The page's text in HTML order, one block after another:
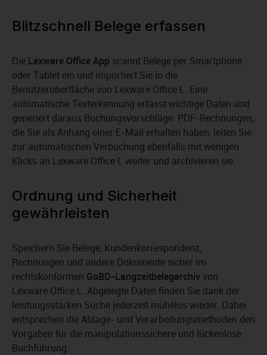
Blitzschnell Belege erfassen
Die Lexware Office App scannt Belege per Smartphone
oder Tablet ein und importiert Sie in die
Benutzeroberfläche von Lexware Office L. Eine
automatische Texterkennung erfasst wichtige Daten und
generiert daraus Buchungsvorschläge. PDF-Rechnungen,
die Sie als Anhang einer E-Mail erhalten haben, leiten Sie
zur automatischen Verbuchung ebenfalls mit wenigen
Klicks an Lexware Office L weiter und archivieren sie.
Ordnung und Sicherheit
gewährleisten
Speichern Sie Belege, Kundenkorrespondenz,
Rechnungen und andere Dokumente sicher im
rechtskonformen GoBD-Langzeitbelegarchiv von
Lexware Office L. Abgelegte Daten finden Sie dank der
leistungsstarken Suche jederzeit mühelos wieder. Dabei
entsprechen die Ablage- und Verarbeitungsmethoden den
Vorgaben für die manipulationssichere und lückenlose
Buchführung.